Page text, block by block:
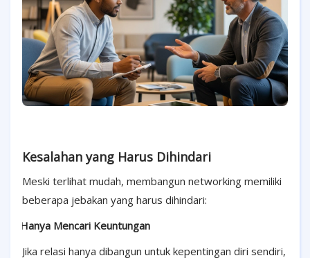
Kesalahan yang Harus Dihindari
Meski terlihat mudah, membangun networking memiliki
beberapa jebakan yang harus dihindari:
Hanya Mencari Keuntungan
Jika relasi hanya dibangun untuk kepentingan diri sendiri,